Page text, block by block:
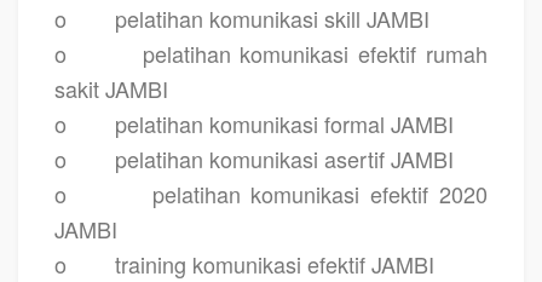
o
pelatihan komunikasi skill JAMBI
o
pelatihan komunikasi efektif rumah
sakit JAMBI
o
pelatihan komunikasi formal JAMBI
o
pelatihan komunikasi asertif JAMBI
o
pelatihan komunikasi efektif 2020
JAMBI
o
training komunikasi efektif JAMBI